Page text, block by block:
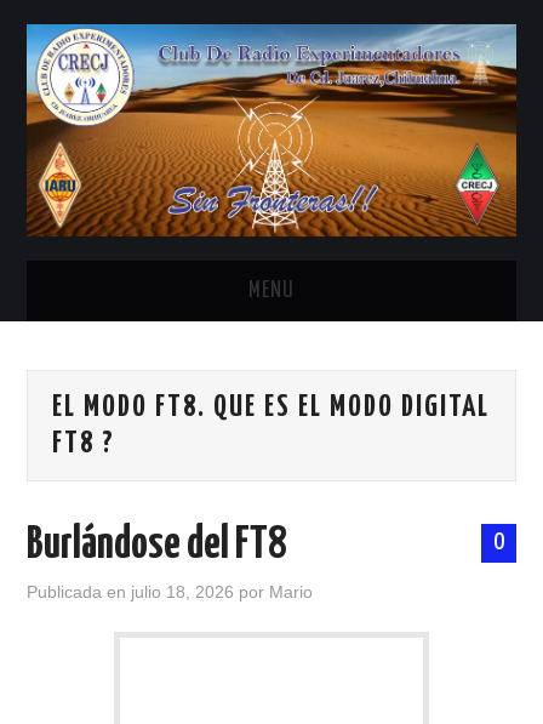
MENU
ANTENAS Y ACCESORIOS
BANDA CIVIL
CONTACTO
EL MODO FT8. QUE ES EL MODO DIGITAL
FT8 ?
0
Burlándose del FT8
Publicada en julio 18, 2026 por Mario